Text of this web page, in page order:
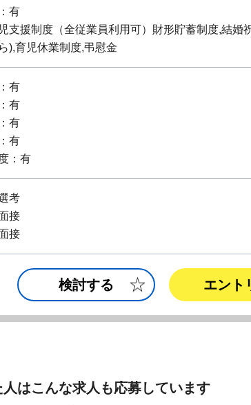
有
支援制度（全従業員利用可）財形貯蓄制度,結婚
),育児休業制度,弔慰金
有
有
有
有
：有
考
接
接
検討する エント
はこんな求人も応募しています